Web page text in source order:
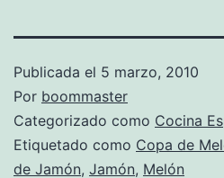
Publicada el 5 marzo, 2010
Por boommaster
Categorizado como Cocina
Etiquetado como Copa de
de Jamón, Jamón, Melón